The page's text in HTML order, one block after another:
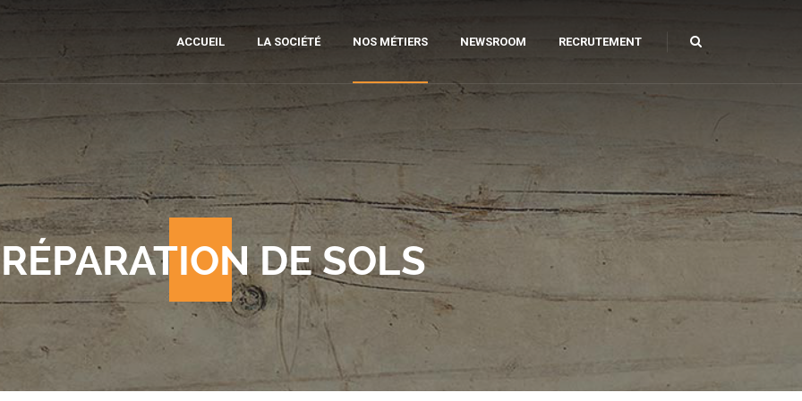
ACCUEIL LA SOCIÉTÉ NOS MÉTIERS
SCIAGE ET CAROTTAGE
PRÉPARATION DE SOLS
NEWSROOM RECRUTEMENT
DE SOLS